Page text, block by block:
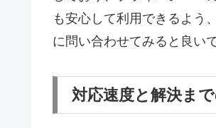
も安心して利用できるよう
に問い合わせてみると良い
対応速度と解決ま